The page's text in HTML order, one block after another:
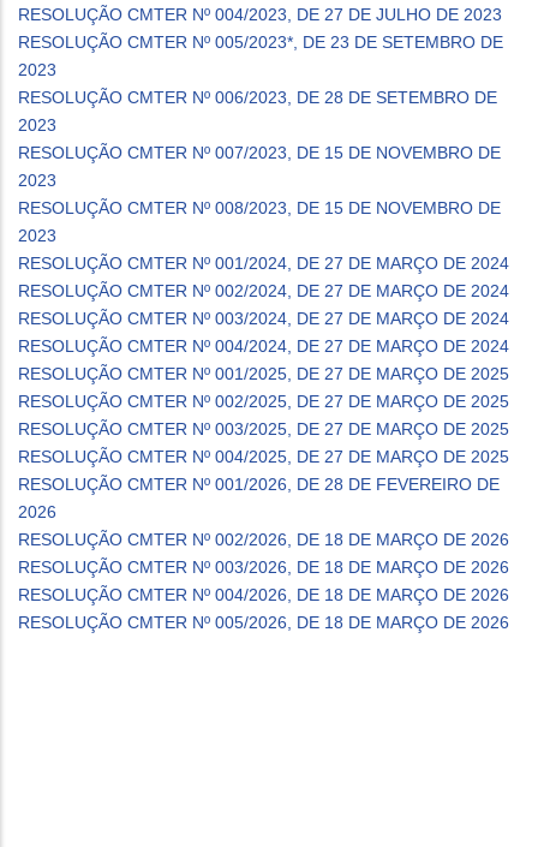
RESOLUÇÃO CMTER Nº 004/2023, DE 27 DE JULHO DE 2023
RESOLUÇÃO CMTER Nº 005/2023*, DE 23 DE SETEMBRO DE
2023
RESOLUÇÃO CMTER Nº 006/2023, DE 28 DE SETEMBRO DE
2023
RESOLUÇÃO CMTER Nº 007/2023, DE 15 DE NOVEMBRO DE
2023
RESOLUÇÃO CMTER Nº 008/2023, DE 15 DE NOVEMBRO DE
2023
RESOLUÇÃO CMTER Nº 001/2024, DE 27 DE MARÇO DE 2024
RESOLUÇÃO CMTER Nº 002/2024, DE 27 DE MARÇO DE 2024
RESOLUÇÃO CMTER Nº 003/2024, DE 27 DE MARÇO DE 2024
RESOLUÇÃO CMTER Nº 004/2024, DE 27 DE MARÇO DE 2024
RESOLUÇÃO CMTER Nº 001/2025, DE 27 DE MARÇO DE 2025
RESOLUÇÃO CMTER Nº 002/2025, DE 27 DE MARÇO DE 2025
RESOLUÇÃO CMTER Nº 003/2025, DE 27 DE MARÇO DE 2025
RESOLUÇÃO CMTER Nº 004/2025, DE 27 DE MARÇO DE 2025
RESOLUÇÃO CMTER Nº 001/2026, DE 28 DE FEVEREIRO DE
2026
RESOLUÇÃO CMTER Nº 002/2026, DE 18 DE MARÇO DE 2026
RESOLUÇÃO CMTER Nº 003/2026, DE 18 DE MARÇO DE 2026
RESOLUÇÃO CMTER Nº 004/2026, DE 18 DE MARÇO DE 2026
RESOLUÇÃO CMTER Nº 005/2026, DE 18 DE MARÇO DE 2026